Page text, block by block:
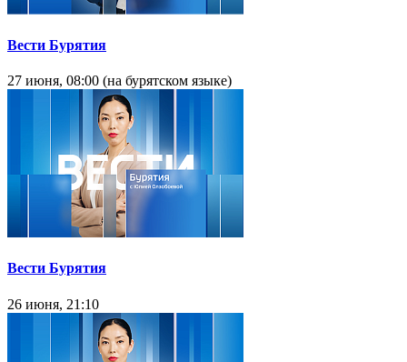
Вести Бурятия
27 июня, 08:00 (на бурятском языке)
Вести Бурятия
26 июня, 21:10